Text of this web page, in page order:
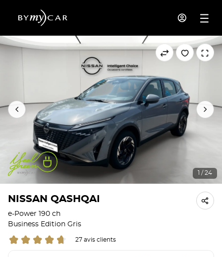
1 / 24
NISSAN QASHQAI
e-Power 190 ch
Business Edition Gris
27 avis clients